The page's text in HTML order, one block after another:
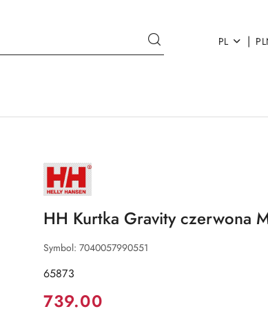
PL |
NAZWA
PRODUCENTA:
HELLY
HANSEN
HH Kurtka Gravity czerwona
Symbol: 7040057990551
65873
Cena:
739.00